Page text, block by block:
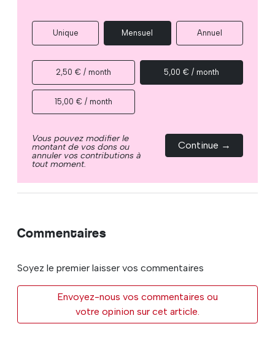
Unique Mensuel Annuel
2,50 € / month 5,00 € / month
15,00 € / month
Vous pouvez modifier le
montant de vos dons ou
annuler vos contributions à
tout moment.
Continue →
Commentaires
Soyez le premier laisser vos commentaires
Envoyez-nous vos commentaires ou
votre opinion sur cet article.